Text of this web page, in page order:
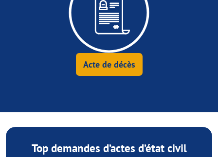
Acte de décès
Top demandes d’actes d’état civil